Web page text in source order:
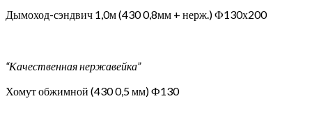
Дымоход-сэндвич 1,0м (430 0,8мм + нерж.) Ф130х200
“Качественная нержавейка”
Хомут обжимной (430 0,5 мм) Ф130